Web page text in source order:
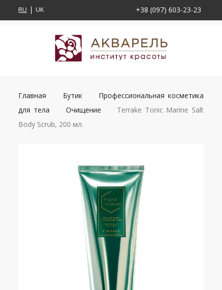
RU UK +38 (097) 603-23-23
Главная Бутик
Профессиональная косметика
для тела
Очищение
Terrake Tonic Marine Salt
Body Scrub, 200 мл.